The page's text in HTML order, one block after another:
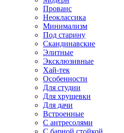
Прованс
Неоклассика
Минимализм
Под старину
Скандинавские
Элитные
Эксклюзивные
Хай-тек
Особенности
Для студии
Для хрущевки
Для дачи
Встроенные
С антресолями
С барной стойкой